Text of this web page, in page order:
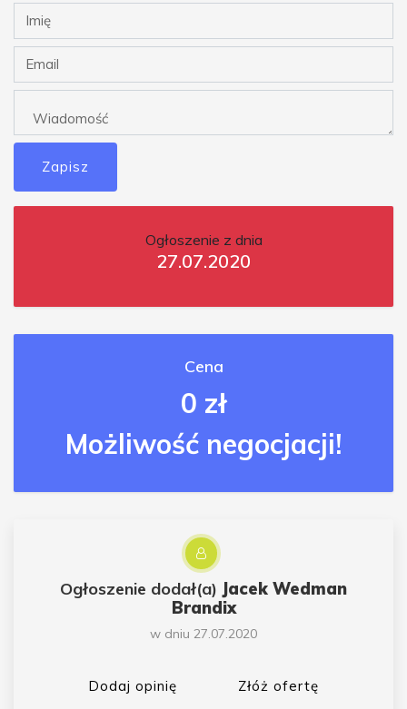
Zapisz
Ogłoszenie z dnia
27.07.2020
Cena
0 zł
Możliwość negocjacji!
Ogłoszenie dodał(a) Jacek Wedman
Brandix
w dniu 27.07.2020
Dodaj opinię Złóż ofertę